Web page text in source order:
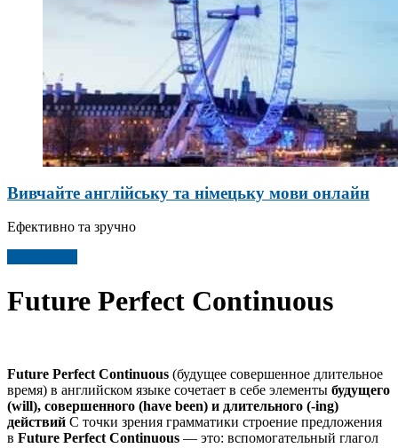
Вивчайте англійську та німецьку мови онлайн
Ефективно та зручно
Future Perfect Continuous
Future Perfect Continuous (будущее совершенное длительное
время) в английском языке сочетает в себе элементы будущего
(will), совершенного (have been) и длительного (-ing)
действий С точки зрения грамматики строение предложения
в Future Perfect Continuous — это: вспомогательный глагол